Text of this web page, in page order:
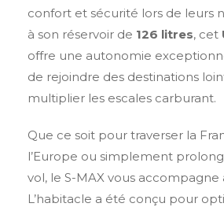
confort et sécurité lors de leurs
à son réservoir de 126 litres, cet
offre une autonomie
de rejoindre des destinations
multiplier les escales carburant.
Que ce soit pour traverser la
l’Europe ou simplement
vol, le S-MAX vous accompagne
L’habitacle a été conçu pour